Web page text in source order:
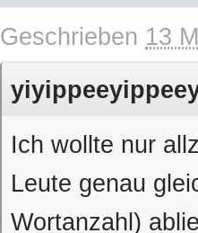
Geschrieben 13
Ich wollte nur
Leute genau
Wortanzahl)